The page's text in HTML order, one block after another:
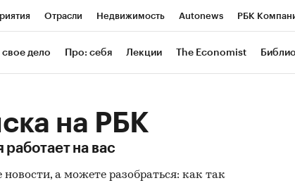
Отрасли Недвижимость Autonews РБК
РБК Образование РБК Курсы РБК Life Тренды
Конференции СПб
свое дело Про: себя Лекции The Economist
на РБК
работает на вас
а можете разобраться: как так